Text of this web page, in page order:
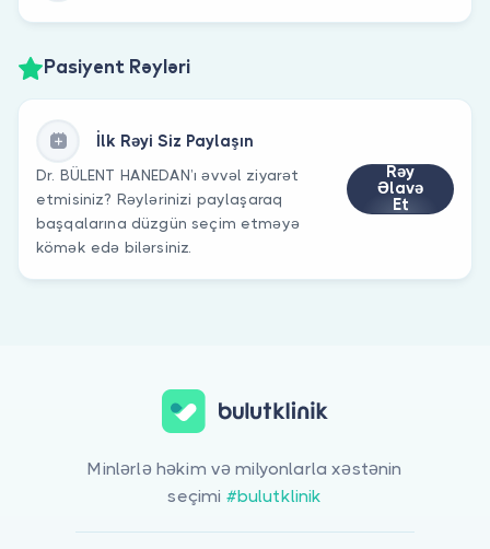
Pasiyent Rəyləri
İlk Rəyi Siz Paylaşın
Dr. BÜLENT HANEDAN’ı əvvəl ziyarət
etmisiniz? Rəylərinizi paylaşaraq
başqalarına düzgün seçim etməyə
kömək edə bilərsiniz.
Rəy
Əlavə
Et
Minlərlə həkim və milyonlarla xəstənin
seçimi #bulutklinik